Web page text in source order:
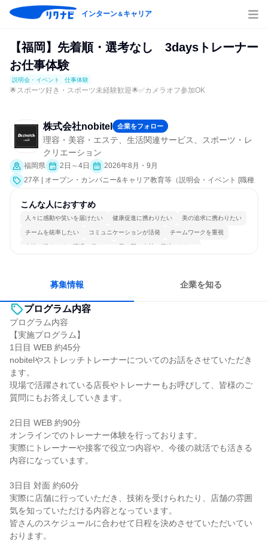
インターン＆キャリア
【福岡】先着順・選考なし 3daysトレーナー
お仕事体験
説明会・イベント 仕事体験
🌟スポーツ好き・スポーツ未経験歓迎🌟✅カメラオフ参加OK
株式会社nobitel 企業をフォロー
理容・美容・エステ、生活関連サービス、スポーツ・レ
クリエーション
福岡県 2日～4日
2026年8月・9月
27卒 | オープン・カンパニー&キャリア教育等（説明会・イベント [職種
究]、仕事体験）
こんな人におすすめ
人々に感動や笑いを届けたい 健康促進に携わりたい 美の追求に携わりたい
チームを統率したい コミュニケーションが活発 チームワークを重視
女性が働きやすい環境で働ける 長く同じ会社に居続けられる
募集情報 企業を知る
プログラム内容
プログラム内容
【実施プログラム】
1日目 WEB 約45分
nobitelやストレッチトレーナーについてのお話をさせていただき
ます。
現場で活躍されている店長やトレーナーもお呼びして、皆様のご
質問にもお答えしていきます。
2日目 WEB 約90分
オンラインでのトレーナー体験を行っております。
実際にトレーナーや接客で役立つ内容や、今後の就活でも活きる
内容になっています。
3日目 対面 約60分
実際に店舗に行っていただき、技術を受けられたり、店舗の雰囲
気を知っていただける内容となっています。
皆さんのスケジュールに合わせて日程を決めさせていただいてい
おります。